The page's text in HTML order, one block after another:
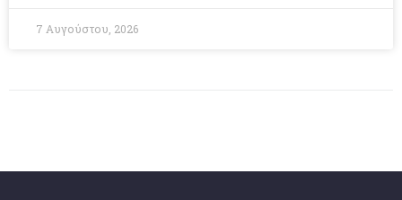
7 Αυγούστου, 2026